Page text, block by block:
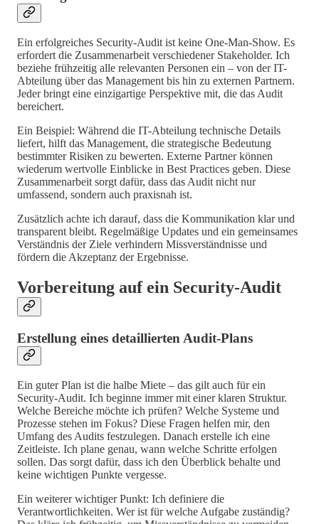
Ein erfolgreiches Security-Audit ist keine One-Man-Show. Es
erfordert die Zusammenarbeit verschiedener Stakeholder. Ich
beziehe frühzeitig alle relevanten Personen ein – von der IT-
Abteilung über das Management bis hin zu externen Partnern.
Jeder bringt eine einzigartige Perspektive mit, die das Audit
bereichert.
Ein Beispiel: Während die IT-Abteilung technische Details
liefert, hilft das Management, die strategische Bedeutung
bestimmter Risiken zu bewerten. Externe Partner können
wiederum wertvolle Einblicke in Best Practices geben. Diese
Zusammenarbeit sorgt dafür, dass das Audit nicht nur
umfassend, sondern auch praxisnah ist.
Zusätzlich achte ich darauf, dass die Kommunikation klar und
transparent bleibt. Regelmäßige Updates und ein gemeinsames
Verständnis der Ziele verhindern Missverständnisse und
fördern die Akzeptanz der Ergebnisse.
Vorbereitung auf ein Security-Audit
Erstellung eines detaillierten Audit-Plans
Ein guter Plan ist die halbe Miete – das gilt auch für ein
Security-Audit. Ich beginne immer mit einer klaren Struktur.
Welche Bereiche möchte ich prüfen? Welche Systeme und
Prozesse stehen im Fokus? Diese Fragen helfen mir, den
Umfang des Audits festzulegen. Danach erstelle ich eine
Zeitleiste. Ich plane genau, wann welche Schritte erfolgen
sollen. Das sorgt dafür, dass ich den Überblick behalte und
keine wichtigen Punkte vergesse.
Ein weiterer wichtiger Punkt: Ich definiere die
Verantwortlichkeiten. Wer ist für welche Aufgabe zuständig?